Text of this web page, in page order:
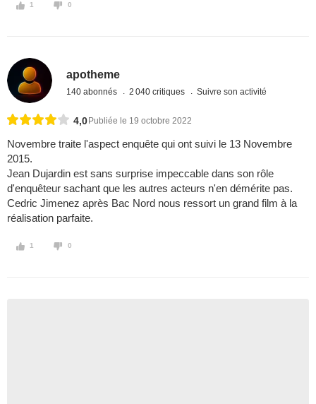
1 0
apotheme
140 abonnés 2 040 critiques Suivre son activité
4,0 Publiée le 19 octobre 2022
Novembre traite l'aspect enquête qui ont suivi le 13 Novembre
2015.
Jean Dujardin est sans surprise impeccable dans son rôle
d'enquêteur sachant que les autres acteurs n'en démérite pas.
Cedric Jimenez après Bac Nord nous ressort un grand film à la
réalisation parfaite.
1 0